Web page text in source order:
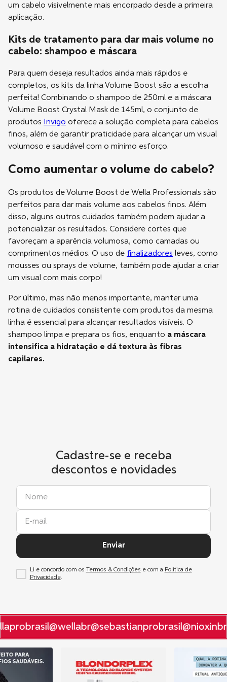
um cabelo visivelmente mais encorpado desde a primeira
aplicação.
Kits de tratamento para dar mais volume no
cabelo: shampoo e máscara
Para quem deseja resultados ainda mais rápidos e
completos, os kits da linha Volume Boost são a escolha
perfeita! Combinando o shampoo de 250ml e a máscara
Volume Boost Crystal Mask de 145ml, o conjunto de
produtos
Invigo oferece a solução completa para cabelos
finos, além de garantir praticidade para alcançar um visual
volumoso e saudável com o mínimo esforço.
Como aumentar o volume do cabelo?
Os produtos de Volume Boost de Wella Professionals são
perfeitos para dar mais volume aos cabelos finos. Além
disso, alguns outros cuidados também podem ajudar a
potencializar os resultados. Considere cortes que
favoreçam a aparência volumosa, como camadas ou
comprimentos médios. O uso de finalizadores leves, como
mousses ou sprays de volume, também pode ajudar a criar
um visual com mais corpo!
Por último, mas não menos importante, manter uma
rotina de cuidados consistente com produtos da mesma
linha é essencial para alcançar resultados visíveis. O
shampoo limpa e prepara os fios, enquanto a máscara
intensifica a hidratação e dá textura às fibras
capilares.
Cadastre-se e receba
descontos e novidades
Enviar
Li e concordo com os Termos & Condições e com a Política de
Privacidade.
@wellabr@sebastianprobrasil